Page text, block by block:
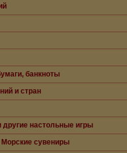
банкноты
и стран
настольные игры
Морские сувениры